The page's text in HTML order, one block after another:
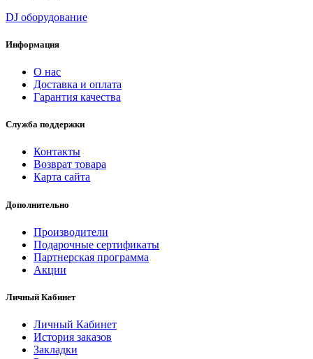
DJ оборудование
Информация
О нас
Доставка и оплата
Гарантия качества
Служба поддержки
Контакты
Возврат товара
Карта сайта
Дополнительно
Производители
Подарочные сертификаты
Партнерская программа
Акции
Личный Кабинет
Личный Кабинет
История заказов
Закладки